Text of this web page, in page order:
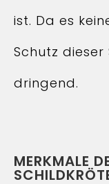
ist. Da es
Schutz
dringend.
MERKMALE